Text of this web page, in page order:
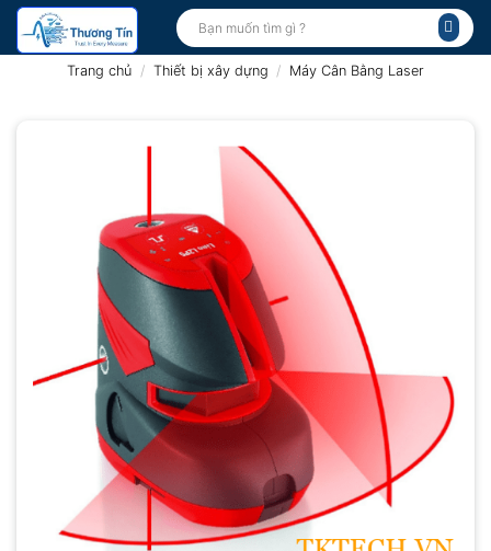
Bỏ
qua
Tìm
kiếm:
Trang chủ / Thiết bị xây dựng / Máy Cân Bằng Laser